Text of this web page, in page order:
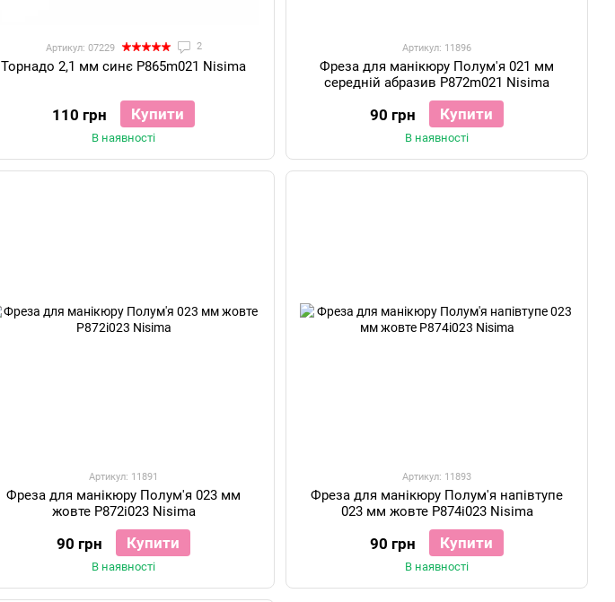
Артикул: 07229 2
Торнадо 2,1 мм синє P865m021 Nisima
110 грн Купити
В наявності
Артикул: 11896
Фреза для манікюру Полум'я 021 мм
середній абразив P872m021 Nisima
90 грн Купити
В наявності
Артикул: 11891
Фреза для манікюру Полум'я 023 мм
жовте P872i023 Nisima
90 грн Купити
В наявності
Артикул: 11893
Фреза для манікюру Полум'я напівтупе
023 мм жовте P874i023 Nisima
90 грн Купити
В наявності